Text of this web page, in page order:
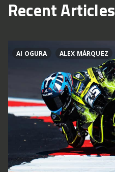
Recent Articles
AI OGURA ALEX MÁRQUEZ